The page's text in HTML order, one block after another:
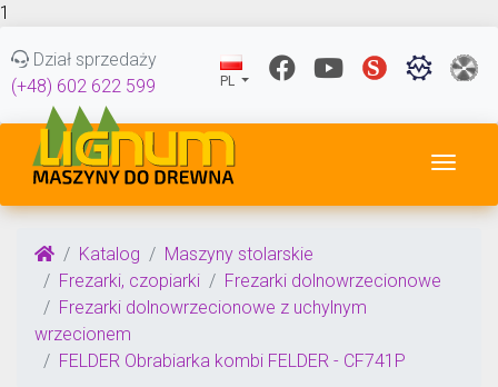
1
Dział sprzedaży
(+48) 602 622 599
PL
Katalog
Maszyny stolarskie
Frezarki, czopiarki
Frezarki dolnowrzecionowe
Frezarki dolnowrzecionowe z uchylnym
wrzecionem
FELDER Obrabiarka kombi FELDER - CF741P